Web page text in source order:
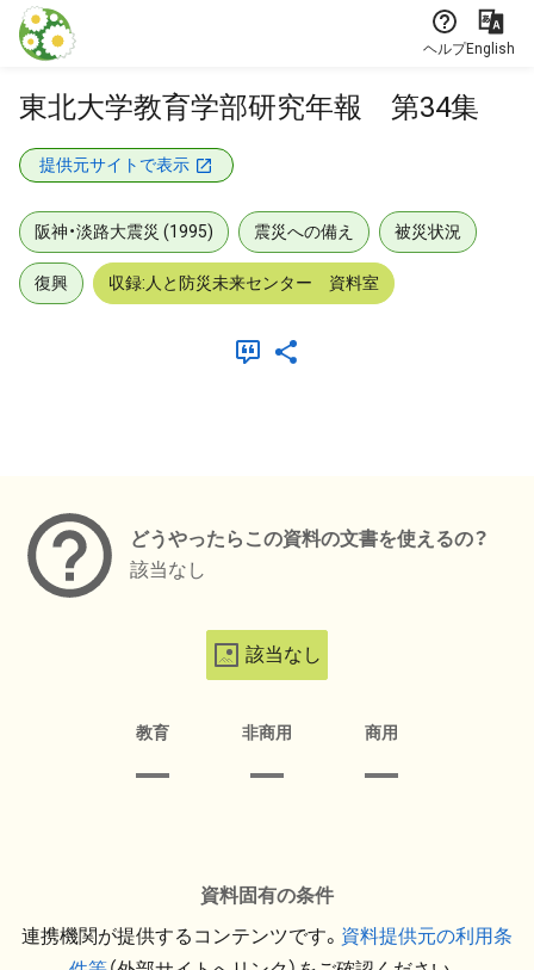
本文に飛ぶ
ヘルプEnglish
東北大学教育学部研究年報 第34集
提供元サイトで表示
阪神・淡路大震災 (1995) 震災への備え 被災状況
復興 収録:人と防災未来センター 資料室
どうやったらこの資料の文書を使えるの？
該当なし
該当なし
教育 非商用 商用
資料固有の条件
連携機関が提供するコンテンツです。 資料提供元の利用条